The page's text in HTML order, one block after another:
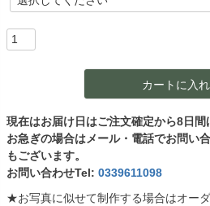
必
カートに入
現在はお届け日はご注文確定から8日間
お急ぎの場合はメール・電話でお問い
もございます。
お問い合わせTel: 0339611098
★お写真に似せて制作する場合はオー